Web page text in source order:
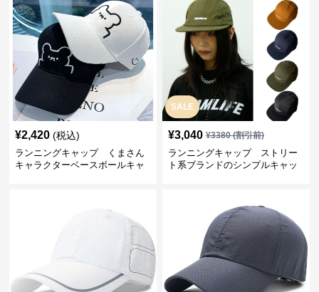
¥2,420 (税込)
ランニングキャップ くまさん
キャラクターベースボールキャ
SALE
¥3,040 ¥3380(割引前)
ランニングキャップ ストリー
ト系ブランドのシンプルキャッ